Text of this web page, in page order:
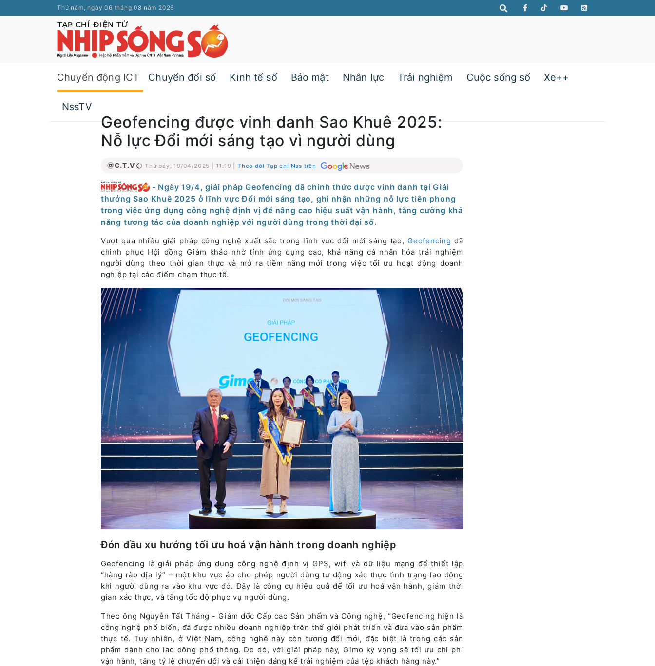
Thứ năm, ngày 06 tháng 08 năm 2026
Chuyển động ICT Chuyển đổi số Kinh tế số Bảo mật Nhân lực Trải nghiệm Cuộc sống số Xe++
NssTV
Geofencing được vinh danh Sao Khuê 2025:
Nỗ lực Đổi mới sáng tạo vì người dùng
C.T.V Thứ bảy, 19/04/2025 | 11:19 | Theo dõi Tạp chí Nss trên
- Ngày 19/4, giải pháp Geofencing đã chính thức được vinh danh tại Giải
thưởng Sao Khuê 2025 ở lĩnh vực Đổi mới sáng tạo, ghi nhận những nỗ lực tiên phong
trong việc ứng dụng công nghệ định vị để nâng cao hiệu suất vận hành, tăng cường khả
năng tương tác của doanh nghiệp với người dùng trong thời đại số.
Vượt qua nhiều giải pháp công nghệ xuất sắc trong lĩnh vực đổi mới sáng tạo, Geofencing đã
chinh phục Hội đồng Giám khảo nhờ tính ứng dụng cao, khả năng cá nhân hóa trải nghiệm
người dùng theo thời gian thực và mở ra tiềm năng mới trong việc tối ưu hoạt động doanh
nghiệp tại các điểm chạm thực tế.
Đón đầu xu hướng tối ưu hoá vận hành trong doanh nghiệp
Geofencing là giải pháp ứng dụng công nghệ định vị GPS, wifi và dữ liệu mạng để thiết lập
“hàng rào địa lý” – một khu vực ảo cho phép người dùng tự động xác thực tình trạng lao động
khi người dùng ra vào khu vực đó. Đây là công cụ hiệu quả để tối ưu hoá vận hành, giảm thời
gian xác thực, và tăng tốc độ phục vụ người dùng.
Theo ông Nguyễn Tất Thắng - Giám đốc Cấp cao Sản phẩm và Công nghệ, “Geofencing hiện là
công nghệ phổ biến, đã được nhiều doanh nghiệp trên thế giới phát triển và đưa vào sản phẩm
thực tế. Tuy nhiên, ở Việt Nam, công nghệ này còn tương đối mới, đặc biệt là trong các sản
phẩm dành cho lao động phổ thông. Do đó, với giải pháp này, Gimo kỳ vọng sẽ tối ưu chi phí
vận hành, tăng tỷ lệ chuyển đổi và cải thiện đáng kể trải nghiệm của tệp khách hàng này.”